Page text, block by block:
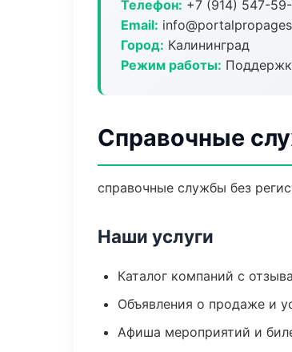
Телефон: +7 (914) 547-
Email:
Город: Калининград
Режим работы:
Справочные
справочные службы без
Наши услуги
Каталог компаний с
Объявления о продаже и
Афиша мероприятий и